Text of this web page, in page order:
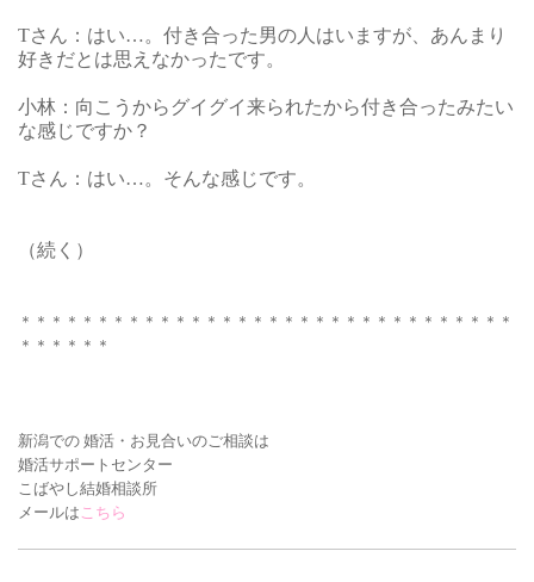
Tさん：はい…。付き合った男の人はいますが、あんまり
好きだとは思えなかったです。
小林：向こうからグイグイ来られたから付き合ったみたい
な感じですか？
Tさん：はい…。そんな感じです。
（続く）
＊＊＊＊＊＊＊＊＊＊＊＊＊＊＊＊＊＊＊＊＊＊＊＊＊＊＊＊＊＊＊＊
＊＊＊＊＊＊
新潟での 婚活・お見合いのご相談は
婚活サポートセンター
こばやし結婚相談所
メールはこちら